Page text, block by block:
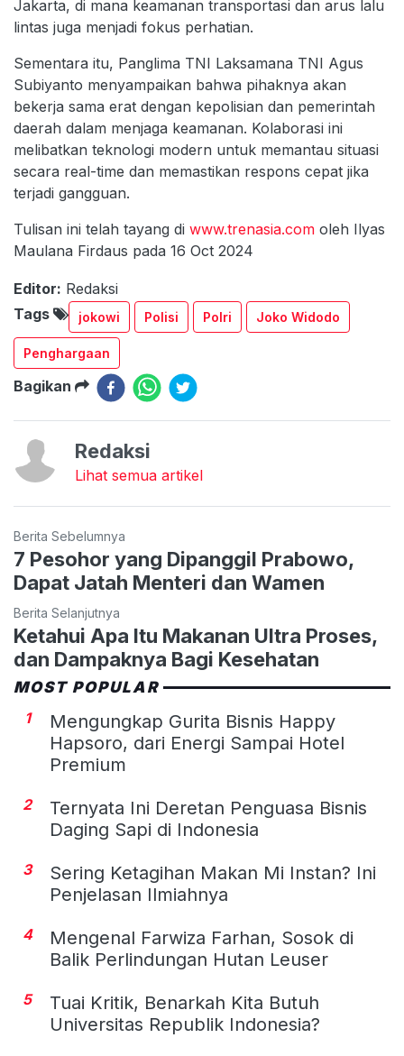
Jakarta, di mana keamanan transportasi dan arus lalu
lintas juga menjadi fokus perhatian.
Sementara itu, Panglima TNI Laksamana TNI Agus
Subiyanto menyampaikan bahwa pihaknya akan
bekerja sama erat dengan kepolisian dan pemerintah
daerah dalam menjaga keamanan. Kolaborasi ini
melibatkan teknologi modern untuk memantau situasi
secara real-time dan memastikan respons cepat jika
terjadi gangguan.
Tulisan ini telah tayang di www.trenasia.com oleh Ilyas
Maulana Firdaus pada 16 Oct 2024
Editor: Redaksi
Tags
jokowi Polisi Polri Joko Widodo
Penghargaan
Bagikan
Redaksi
Lihat semua artikel
Berita Sebelumnya
7 Pesohor yang Dipanggil Prabowo,
Dapat Jatah Menteri dan Wamen
Berita Selanjutnya
Ketahui Apa Itu Makanan Ultra Proses,
dan Dampaknya Bagi Kesehatan
MOST POPULAR
1
Mengungkap Gurita Bisnis Happy
Hapsoro, dari Energi Sampai Hotel
Premium
2
Ternyata Ini Deretan Penguasa Bisnis
Daging Sapi di Indonesia
3
Sering Ketagihan Makan Mi Instan? Ini
Penjelasan Ilmiahnya
4
Mengenal Farwiza Farhan, Sosok di
Balik Perlindungan Hutan Leuser
5
Tuai Kritik, Benarkah Kita Butuh
Universitas Republik Indonesia?